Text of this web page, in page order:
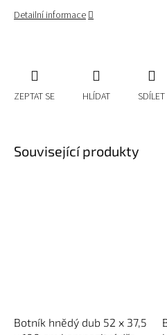
Detailní informace
ZEPTAT SE HLÍDAT SDÍLET
Související produkty
Botník hnědý dub 52 x 37,5